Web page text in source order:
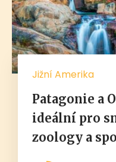
Jižní Amerika
Patagonie a
ideální pro
zoology a